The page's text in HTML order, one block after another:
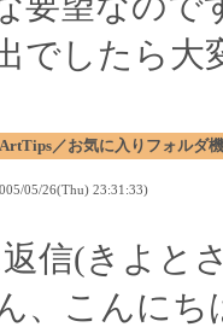
でしたら
／お気に入りフォルダ
05/26(Thu) 23:31:33)
信(きよと
、こんにち